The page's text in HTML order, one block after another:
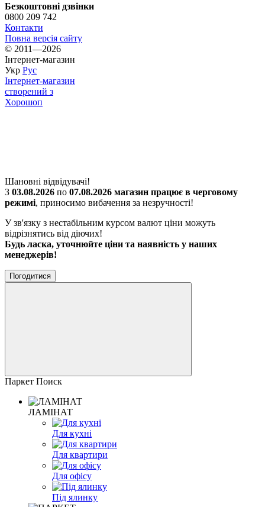
Безкоштовні дзвінки
0800 209 742
Контакти
Повна версія сайту
© 2011—2026
Інтернет-магазин
Укр Рус
Інтернет-магазин
створений з
Хорошоп
Шановні відвідувачі!
З 03.08.2026 по 07.08.2026 магазин працює в черговому
режимі, приносимо вибачення за незручності!
У зв'язку з нестабільним курсом валют ціни можуть
відрізнятись від діючих!
Будь ласка, уточнюйте ціни та наявність у наших
менеджерів!
Погодитися
Паркет Поиск
ЛАМІНАТ
Для кухні
Для квартири
Для офісу
Під ялинку